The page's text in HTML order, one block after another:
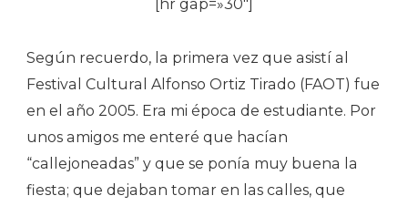
[hr gap=»30″]
Según recuerdo, la primera vez que asistí al
Festival Cultural Alfonso Ortiz Tirado (FAOT) fue
en el año 2005. Era mi época de estudiante. Por
unos amigos me enteré que hacían
“callejoneadas” y que se ponía muy buena la
fiesta; que dejaban tomar en las calles, que